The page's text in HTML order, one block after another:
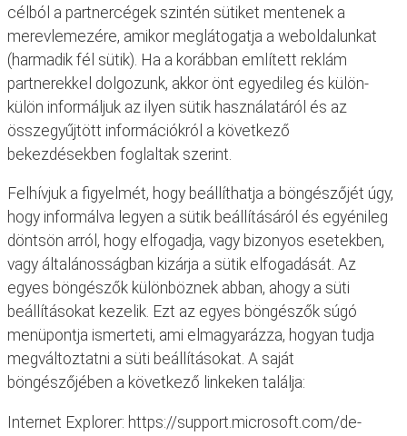
célból a partnercégek szintén sütiket mentenek a
merevlemezére, amikor meglátogatja a weboldalunkat
(harmadik fél sütik). Ha a korábban említett reklám
partnerekkel dolgozunk, akkor önt egyedileg és külön-
külön informáljuk az ilyen sütik használatáról és az
összegyűjtött információkról a következő
bekezdésekben foglaltak szerint.
Felhívjuk a figyelmét, hogy beállíthatja a böngészőjét úgy,
hogy informálva legyen a sütik beállításáról és egyénileg
döntsön arról, hogy elfogadja, vagy bizonyos esetekben,
vagy általánosságban kizárja a sütik elfogadását. Az
egyes böngészők különböznek abban, ahogy a süti
beállításokat kezelik. Ezt az egyes böngészők súgó
menüpontja ismerteti, ami elmagyarázza, hogyan tudja
megváltoztatni a süti beállításokat. A saját
böngészőjében a következő linkeken találja:
Internet Explorer: https://support.microsoft.com/de-